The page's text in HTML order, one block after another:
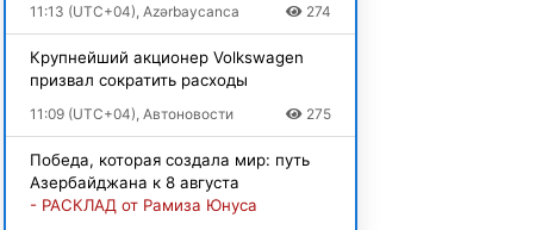
11:13 (UTC+04), Azərbaycanca 274
Крупнейший акционер Volkswagen
призвал сократить расходы
11:09 (UTC+04), Автоновости 275
Победа, которая создала мир: путь
Азербайджана к 8 августа
- РАСКЛАД от Рамиза Юнуса